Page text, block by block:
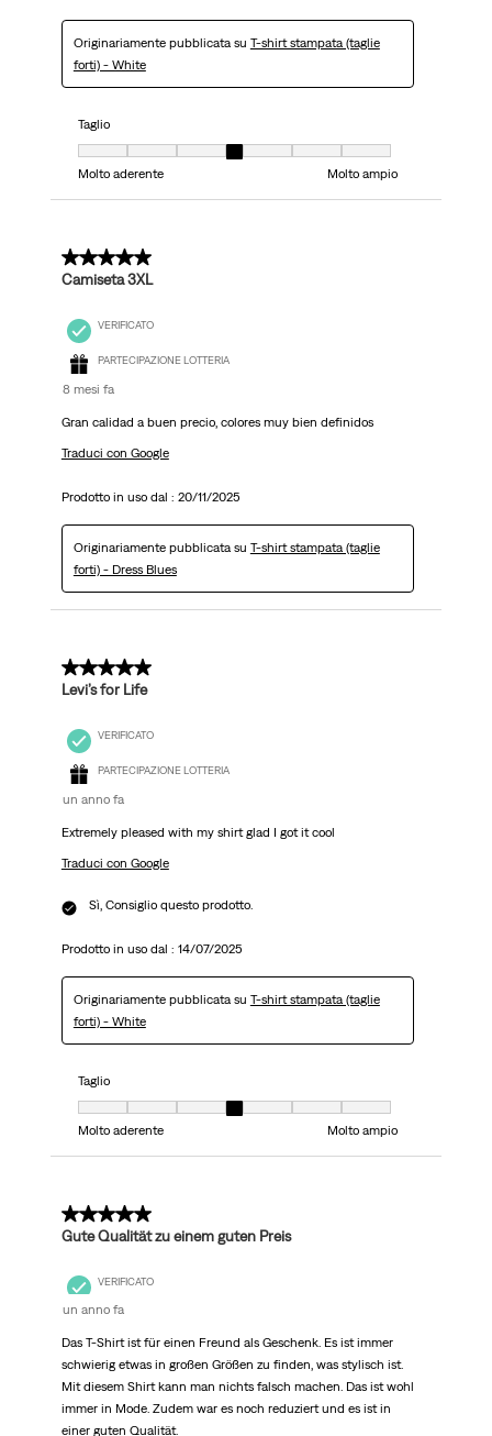
Originariamente pubblicata su T-shirt stampata (taglie
forti) - White
Taglio
Taglio, 4 su 7, dove 1 è uguale a Molto aderente e 7 è uguale a Molto
Molto aderente
Molto ampio
5 su 5 stelle.
Camiseta 3XL
VERIFICATO
PARTECIPAZIONE LOTTERIA
8 mesi fa
Gran calidad a buen precio, colores muy bien definidos
Traduci con Google
Prodotto in uso dal : 20/11/2025
Originariamente pubblicata su T-shirt stampata (taglie
forti) - Dress Blues
5 su 5 stelle.
Levi’s for Life
VERIFICATO
PARTECIPAZIONE LOTTERIA
un anno fa
Extremely pleased with my shirt glad I got it cool
Traduci con Google
Sì, Consiglio questo prodotto.
Prodotto in uso dal : 14/07/2025
Originariamente pubblicata su T-shirt stampata (taglie
forti) - White
Taglio
Taglio, 4 su 7, dove 1 è uguale a Molto aderente e 7 è uguale a Molto
Molto aderente
Molto ampio
5 su 5 stelle.
Gute Qualität zu einem guten Preis
VERIFICATO
un anno fa
Das T-Shirt ist für einen Freund als Geschenk. Es ist immer
schwierig etwas in großen Größen zu finden, was stylisch ist.
Mit diesem Shirt kann man nichts falsch machen. Das ist wohl
immer in Mode. Zudem war es noch reduziert und es ist in
einer guten Qualität.